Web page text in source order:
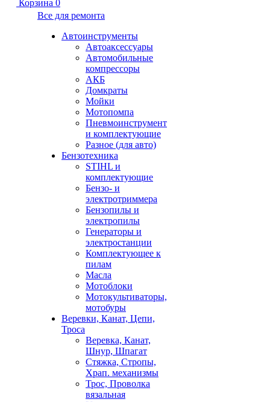
Корзина 0
Все для ремонта
Автоинструменты
Автоаксессуары
Автомобильные
компрессоры
АКБ
Домкраты
Мойки
Мотопомпа
Пневмоинструмент
и комплектующие
Разное (для авто)
Бензотехника
STIHL и
комплектующие
Бензо- и
электротриммера
Бензопилы и
электропилы
Генераторы и
электростанции
Комплектующее к
пилам
Масла
Мотоблоки
Мотокультиваторы,
мотобуры
Веревки, Канат, Цепи,
Троса
Веревка, Канат,
Шнур, Шпагат
Стяжка, Стропы,
Храп. механизмы
Трос, Проволка
вязальная